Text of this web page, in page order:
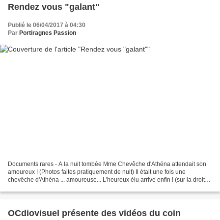
Rendez vous "galant"
Publié le 06/04/2017 à 04:30
Par Portiragnes Passion
Documents rares - A la nuit tombée Mme Chevêche d'Athéna attendait son
amoureux ! (Photos faites pratiquement de nuit) Il était une fois une
chevêche d'Athéna ... amoureuse... L'heureux élu arrive enfin ! (sur la droite)
OCdiovisuel présente des vidéos du coin